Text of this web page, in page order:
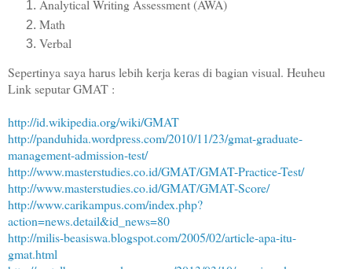
Analytical Writing Assessment (AWA)
Math
Verbal
Sepertinya saya harus lebih kerja keras di bagian visual. Heuheu
Link seputar GMAT :
http://id.wikipedia.org/wiki/GMAT
http://panduhida.wordpress.com/2010/11/23/gmat-graduate-
management-admission-test/
http://www.masterstudies.co.id/GMAT/GMAT-Practice-Test/
http://www.masterstudies.co.id/GMAT/GMAT-Score/
http://www.carikampus.com/index.php?
action=news.detail&id_news=80
http://milis-beasiswa.blogspot.com/2005/02/article-apa-itu-
gmat.html